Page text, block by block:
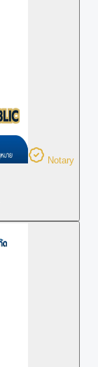
Notary